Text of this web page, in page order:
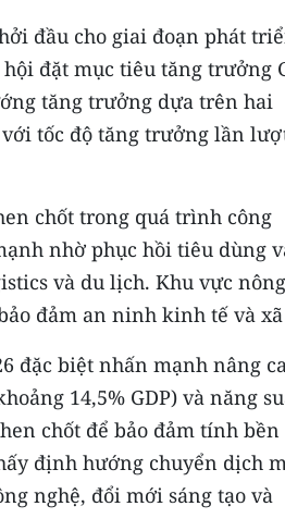
đầu cho giai đoạn phát
đặt mục tiêu tăng trưởng
tăng trưởng dựa trên hai
tốc độ tăng trưởng lần
chốt trong quá trình công
nhờ phục hồi tiêu dùng
và du lịch. Khu vực nông
đảm an ninh kinh tế và
đặc biệt nhấn mạnh nâng
14,5% GDP) và năng
chốt để bảo đảm tính bền
định hướng chuyển dịch
nghệ, đổi mới sáng tạo và